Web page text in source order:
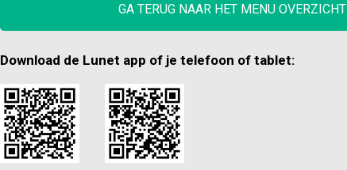
GA TERUG NAAR HET MENU OVERZICHT
Download de Lunet app of je telefoon of tablet: